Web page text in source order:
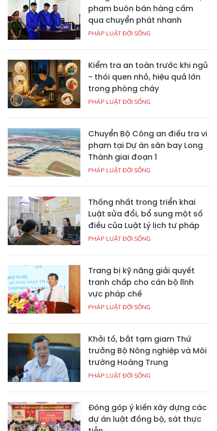
phạm buôn bán hàng cấm
qua chuyển phát nhanh
PHÁP LUẬT ĐỜI SỐNG
Kiểm tra an toàn trước khi ngủ
- thói quen nhỏ, hiệu quả lớn
trong phòng cháy
PHÁP LUẬT ĐỜI SỐNG
Chuyển Bộ Công an điều tra vi
phạm tại Dự án sân bay Long
Thành giai đoạn 1
PHÁP LUẬT ĐỜI SỐNG
Thống nhất trong triển khai
Luật sửa đổi, bổ sung một số
điều của Luật Lý lịch tư pháp
PHÁP LUẬT ĐỜI SỐNG
Trang bị kỹ năng giải quyết
tranh chấp cho cán bộ lĩnh
vực pháp chế
PHÁP LUẬT ĐỜI SỐNG
Khởi tố, bắt tạm giam Thứ
trưởng Bộ Nông nghiệp và Môi
trường Hoàng Trung
PHÁP LUẬT ĐỜI SỐNG
Đóng góp ý kiến xây dựng các
dự án luật đồng bộ, sát thực